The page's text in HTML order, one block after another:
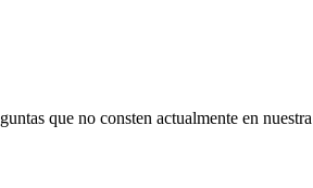
que no consten actualmente en nuestra